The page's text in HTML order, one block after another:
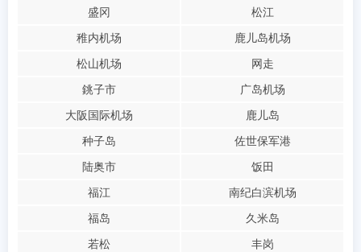
盛冈
松江
稚内机场
鹿儿岛机场
松山机场
网走
銚子市
广岛机场
大阪国际机场
鹿儿岛
种子岛
佐世保军港
陆奥市
饭田
福江
南纪白滨机场
福岛
久米岛
若松
丰岗